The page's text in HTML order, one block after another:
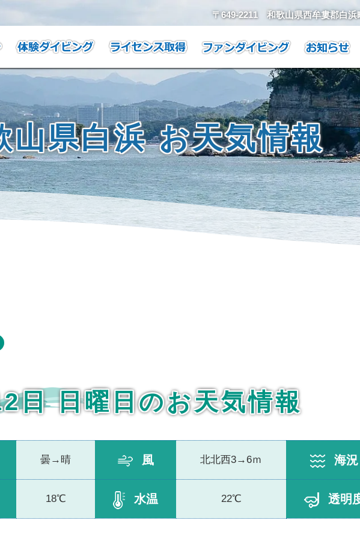
〒649-2211 和歌山県西牟婁郡白浜
山県白浜 お天気情報
日 日曜日のお天気情報
曇→晴 風 北北西3→6ｍ 海況
18℃ 水温 22℃ 透明